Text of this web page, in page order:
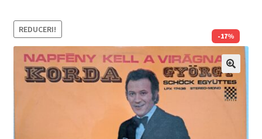
Echipamente
-17%
REDUCERI!
🔍